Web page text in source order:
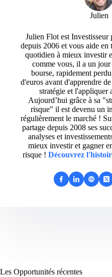
Julien
Julien Flot est Investisseur
depuis 2006 et vous aide en
quotidien à mieux investir
comme vous, il a un
bourse, rapidement
d'euros avant d'apprendre
stratégie et l'appliquer
Aujourd’hui grâce à sa
risque" il est devenu un
régulièrement le marché !
partage depuis 2008 ses
analyses et
mieux investir et gagner
risque ! Découvrez
Les Opportunités récentes